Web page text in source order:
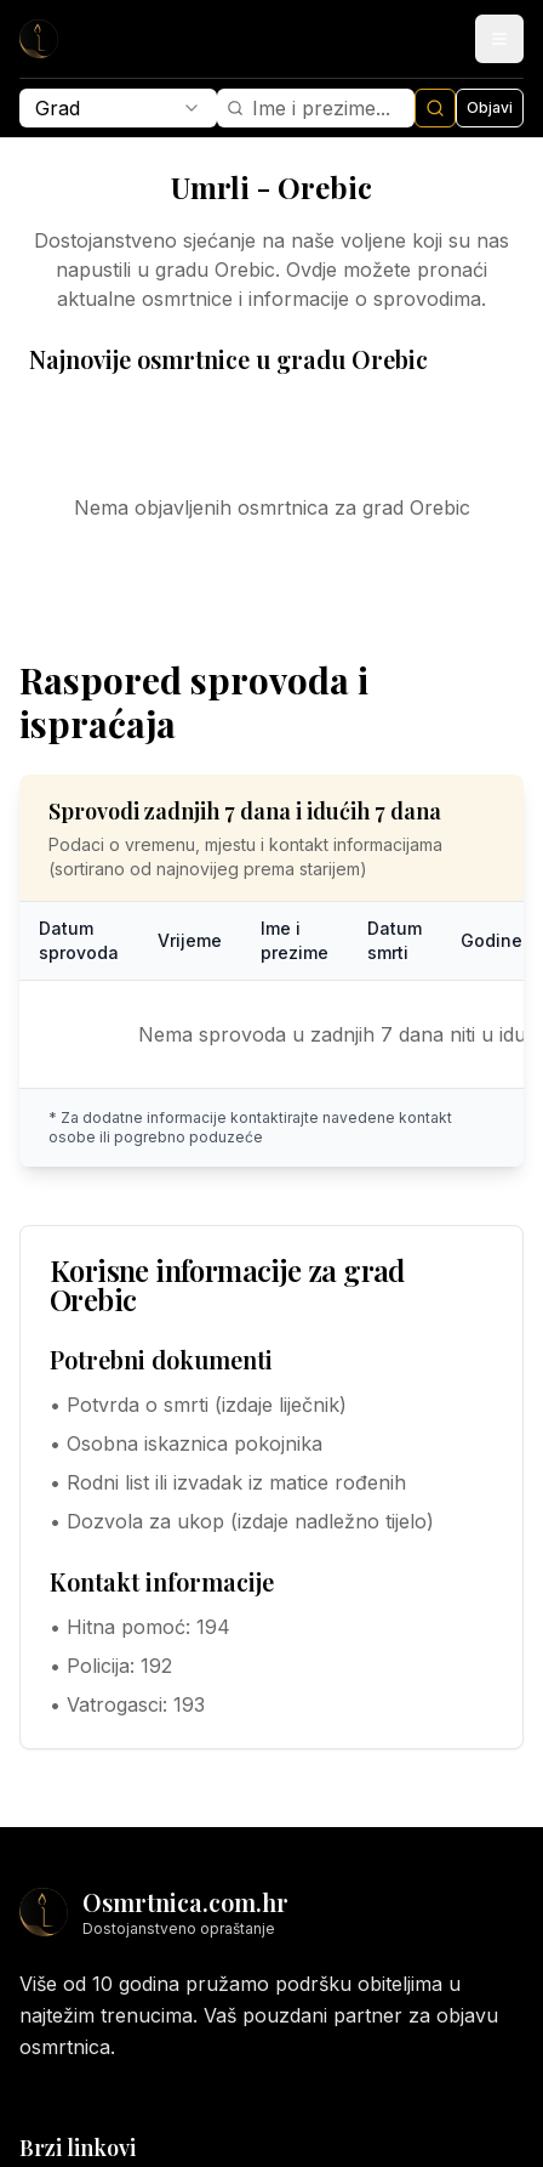
Grad Objavi
Umrli - Orebic
Dostojanstveno sjećanje na naše voljene koji su nas
napustili u gradu Orebic. Ovdje možete pronaći
aktualne osmrtnice i informacije o sprovodima.
Najnovije osmrtnice u gradu Orebic
Nema objavljenih osmrtnica za grad Orebic
Raspored sprovoda i
ispraćaja
Sprovodi zadnjih 7 dana i idućih 7 dana
Podaci o vremenu, mjestu i kontakt informacijama
(sortirano od najnovijeg prema starijem)
Datum
sprovoda
Vrijeme
Ime i
prezime
Datum
smrti
Godine
Nema sprovoda u zadnjih 7 dana niti u
* Za dodatne informacije kontaktirajte navedene kontakt
osobe ili pogrebno poduzeće
Korisne informacije za grad
Orebic
Potrebni dokumenti
• Potvrda o smrti (izdaje liječnik)
• Osobna iskaznica pokojnika
• Rodni list ili izvadak iz matice rođenih
• Dozvola za ukop (izdaje nadležno tijelo)
Kontakt informacije
• Hitna pomoć: 194
• Policija: 192
• Vatrogasci: 193
Osmrtnica.com.hr
Dostojanstveno opraštanje
Više od 10 godina pružamo podršku obiteljima u
najtežim trenucima. Vaš pouzdani partner za objavu
osmrtnica.
Brzi linkovi